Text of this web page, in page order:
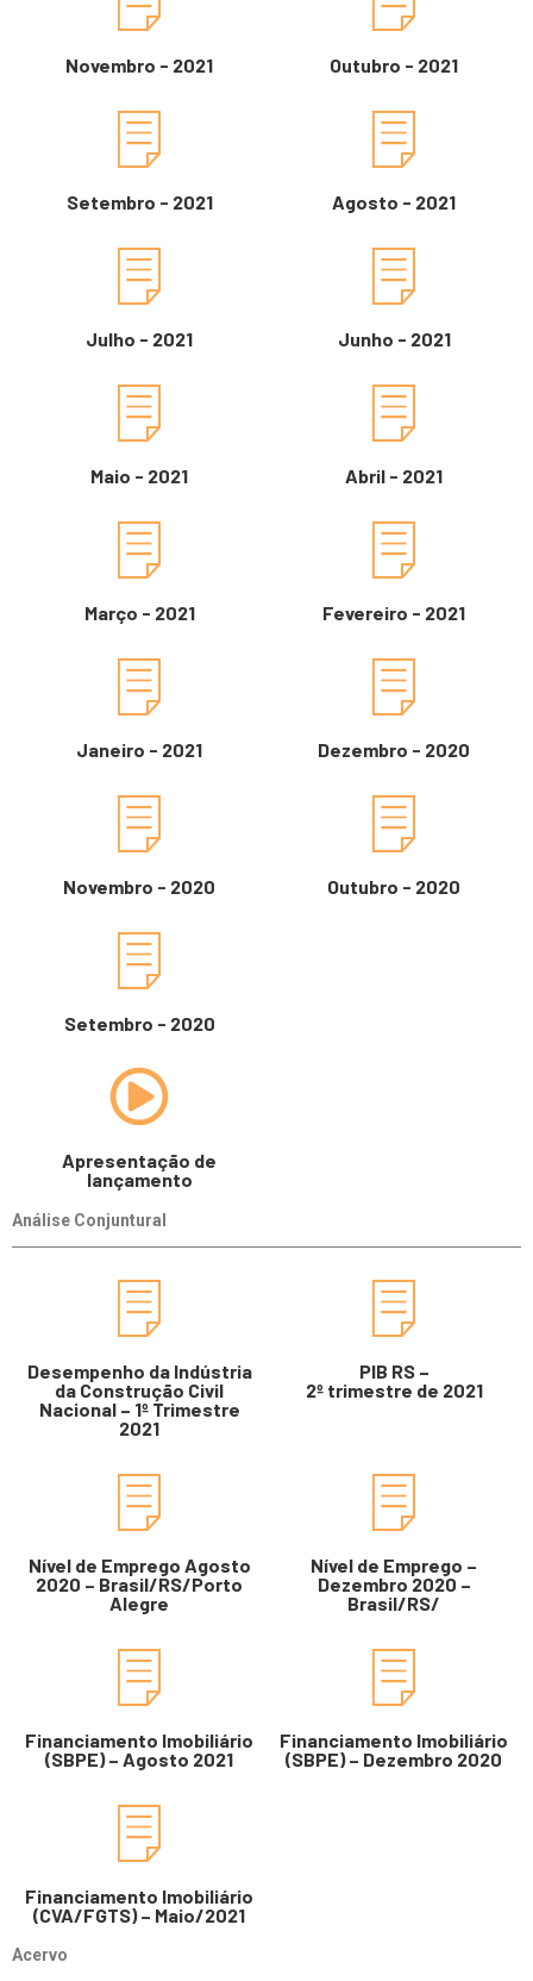
Novembro - 2021 Outubro - 2021
Setembro - 2021 Agosto - 2021
Julho - 2021 Junho - 2021
Maio - 2021 Abril - 2021
Março - 2021 Fevereiro - 2021
Janeiro - 2021 Dezembro - 2020
Novembro - 2020 Outubro - 2020
Setembro - 2020
Apresentação de
lançamento
Análise Conjuntural
Desempenho da Indústria
da Construção Civil
Nacional – 1º Trimestre
2021
PIB RS –
2º trimestre de 2021
Nível de Emprego Agosto
2020 – Brasil/RS/Porto
Alegre
Nível de Emprego –
Dezembro 2020 –
Brasil/RS/
Financiamento Imobiliário
(SBPE) – Agosto 2021
Financiamento Imobiliário
(SBPE) – Dezembro 2020
Financiamento Imobiliário
(CVA/FGTS) – Maio/2021
Acervo